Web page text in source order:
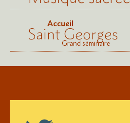
Accueil
Saint Georges
Grand séminaire